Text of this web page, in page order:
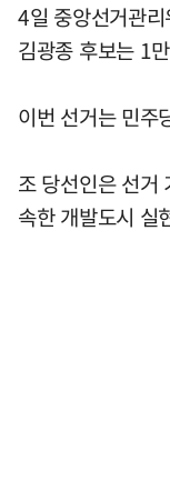
4일 중앙선거관
김광종 후보는 1
이번 선거는 민주
조 당선인은 선거
속한 개발도시 실